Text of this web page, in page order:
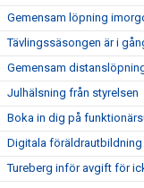
Gemensam löpning
Tävlingssäsongen är i
Gemensam
Julhälsning från styrelsen
Boka in dig på
Digitala
Tureberg inför avgift för